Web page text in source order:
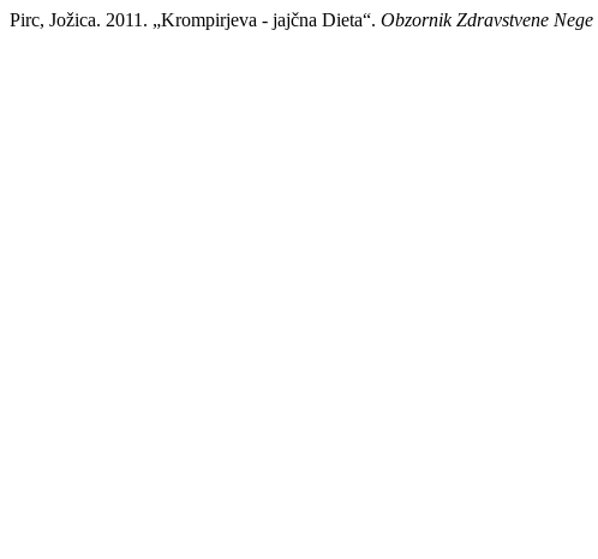
Pirc, Jožica. 2011. „Krompirjeva - jajčna Dieta“. Obzornik Zdravstvene Nege